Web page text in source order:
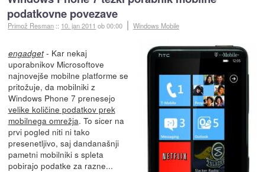
podatkovne povezave
Primož Resman :: 10. jan 2011 ob 00:00 Windows Mobile
engadget- Kar nekaj
uporabnikov Microsoftove
najnovejše mobilne platforme se
pritožuje, da mobilniki z
Windows Phone 7 prenesejo
velike količine podatkov prek
mobilnega omrežja. To sicer na
prvi pogled niti ni tako
presenetljivo, saj dandanašnji
pametni mobilniki s spleta
pobirajo podatke za razne...